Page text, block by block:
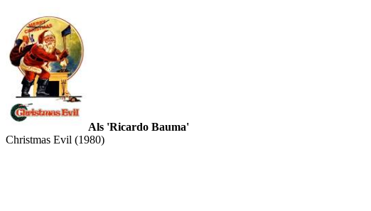
Als 'Ricardo Bauma'
Christmas Evil (1980)